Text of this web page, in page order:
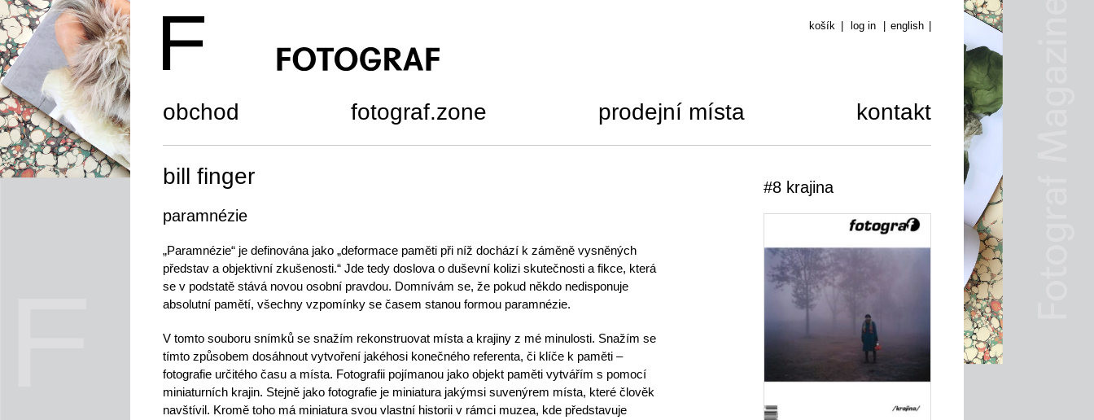
košík log in english
obchod fotograf.zone prodejní místa kontakt
bill finger
paramnézie
„Paramnézie“ je definována jako „deformace paměti při níž dochází k záměně vysněných
představ a objektivní zkušenosti.“ Jde tedy doslova o duševní kolizi skutečnosti a fikce, která
se v podstatě stává novou osobní pravdou. Domnívám se, že pokud někdo nedisponuje
absolutní pamětí, všechny vzpomínky se časem stanou formou paramnézie.
V tomto souboru snímků se snažím rekonstruovat místa a krajiny z mé minulosti. Snažím se
tímto způsobem dosáhnout vytvoření jakéhosi konečného referenta, či klíče k paměti –
fotografie určitého času a místa. Fotografii pojímanou jako objekt paměti vytvářím s pomocí
miniaturních krajin. Stejně jako fotografie je miniatura jakýmsi suvenýrem místa, které člověk
navštívil. Kromě toho má miniatura svou vlastní historii v rámci muzea, kde představuje
#8 krajina